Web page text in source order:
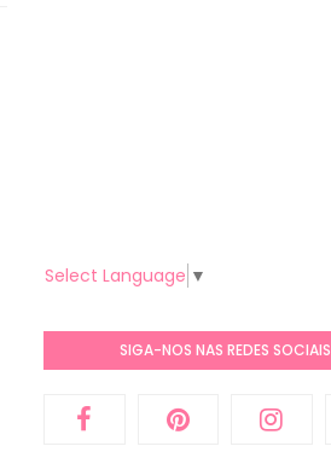
Select Language ▼
SIGA-NOS NAS REDES SOCIAIS